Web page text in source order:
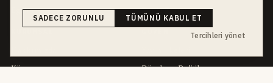
Eğitim
Toplu Taşıma
Künye
Düzeltme Politikası
SADECE ZORUNLU
TÜMÜNÜ KABUL ET
Tercihleri yönet